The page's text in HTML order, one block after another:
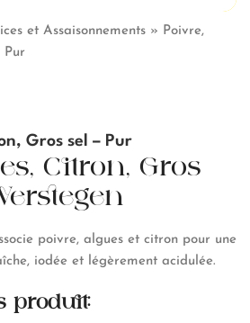
et Assaisonnements » Poivre,
Pur
Gros sel – Pur
Citron, Gros
poivre, algues et citron pour une
iodée et légèrement acidulée.
produit: